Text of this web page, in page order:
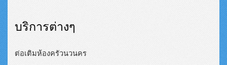
บริการต่างๆ
ต่อเติมห้องครัวนวนคร